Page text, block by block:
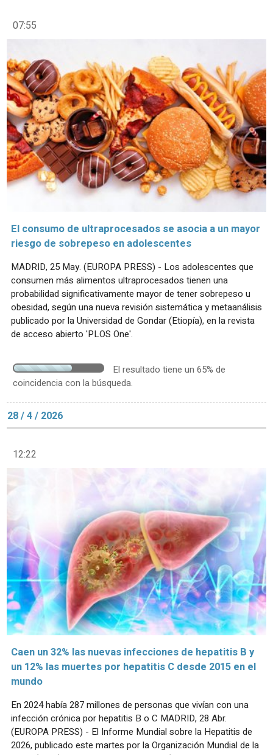
07:55
El consumo de ultraprocesados se asocia a un mayor
riesgo de sobrepeso en adolescentes
MADRID, 25 May. (EUROPA PRESS) - Los adolescentes que
consumen más alimentos ultraprocesados tienen una
probabilidad significativamente mayor de tener sobrepeso u
obesidad, según una nueva revisión sistemática y metaanálisis
publicado por la Universidad de Gondar (Etiopía), en la revista
de acceso abierto 'PLOS One'.
El resultado tiene un 65% de
coincidencia con la búsqueda.
28 / 4 / 2026
12:22
Caen un 32% las nuevas infecciones de hepatitis B y
un 12% las muertes por hepatitis C desde 2015 en el
mundo
En 2024 había 287 millones de personas que vivían con una
infección crónica por hepatitis B o C MADRID, 28 Abr.
(EUROPA PRESS) - El Informe Mundial sobre la Hepatitis de
2026, publicado este martes por la Organización Mundial de la